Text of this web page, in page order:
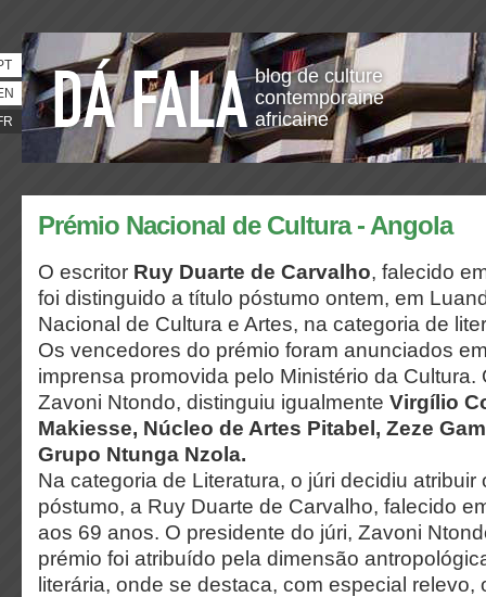
blog de culture
contemporaine
africaine
Prémio Nacional de Cultura - Angola
O escritor Ruy Duarte de Carvalho, falecido
foi distinguido a título póstumo ontem, em
Nacional de Cultura e Artes, na categoria de
Os vencedores do prémio foram anunciados
imprensa promovida pelo Ministério da Cultura.
Zavoni Ntondo, distinguiu igualmente Virgílio
Makiesse, Núcleo de Artes Pitabel, Zeze
Grupo Ntunga Nzola.
Na categoria de Literatura, o júri decidiu atribuir
póstumo, a Ruy Duarte de Carvalho, falecido
aos 69 anos. O presidente do júri, Zavoni
prémio foi atribuído pela dimensão
literária, onde se destaca, com especial relevo,